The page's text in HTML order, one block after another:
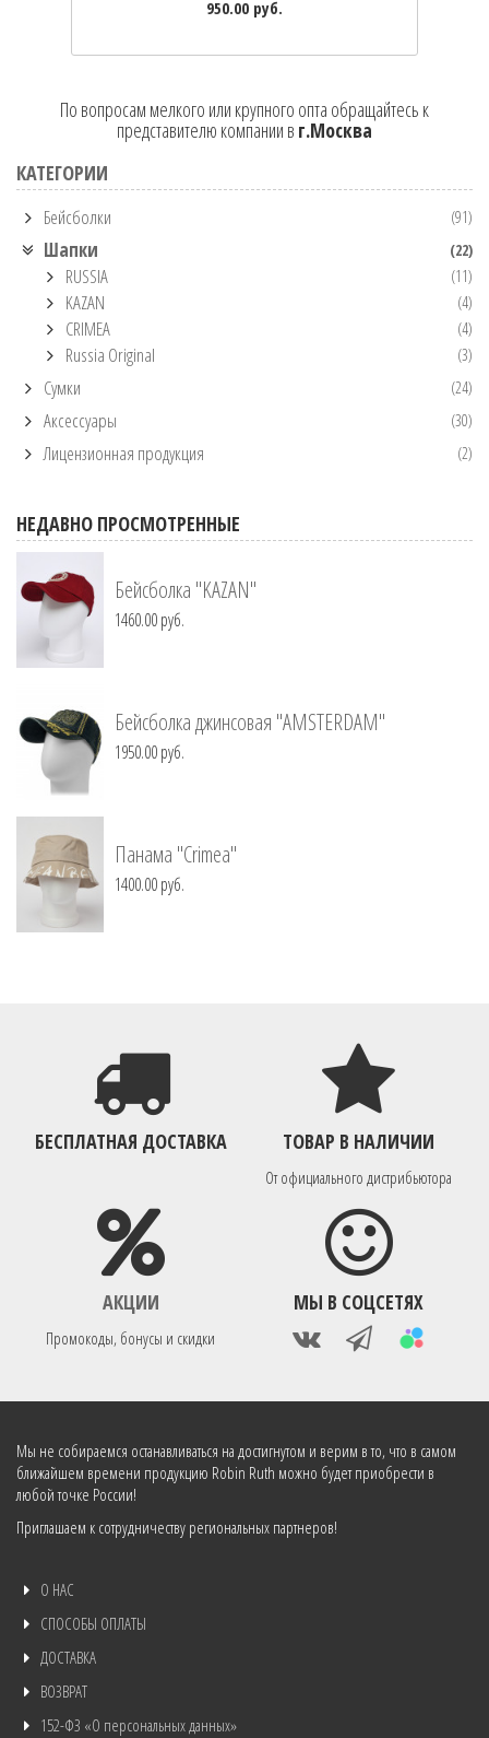
950.00 руб.
По вопросам мелкого или крупного опта обращайтесь к
представителю компании в г.Москва
КАТЕГОРИИ
Бейсболки (91)
Шапки (22)
RUSSIA (11)
KAZAN (4)
CRIMEA (4)
Russia Original (3)
Сумки (24)
Аксессуары (30)
Лицензионная продукция (2)
НЕДАВНО ПРОСМОТРЕННЫЕ
Бейсболка "KAZAN"
1460.00 руб.
Бейсболка джинсовая "AMSTERDAM"
1950.00 руб.
Панама "Crimea"
1400.00 руб.
БЕСПЛАТНАЯ ДОСТАВКА ТОВАР В НАЛИЧИИ
От официального дистрибьютора
АКЦИИ
Промокоды, бонусы и скидки
МЫ В СОЦСЕТЯХ
Мы не собираемся останавливаться на достигнутом и верим в то, что в самом
ближайшем времени продукцию Robin Ruth можно будет приобрести в
любой точке России!
Приглашаем к сотрудничеству региональных партнеров!
О НАС
СПОСОБЫ ОПЛАТЫ
ДОСТАВКА
ВОЗВРАТ
152-ФЗ «О персональных данных»